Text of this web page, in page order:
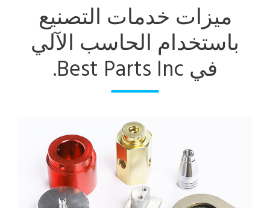
ميزات خدمات التصنيع
باستخدام الحاسب الآلي
في Best Parts Inc.